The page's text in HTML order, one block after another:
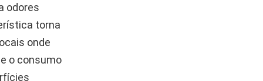
odores
torna
onde
o consumo